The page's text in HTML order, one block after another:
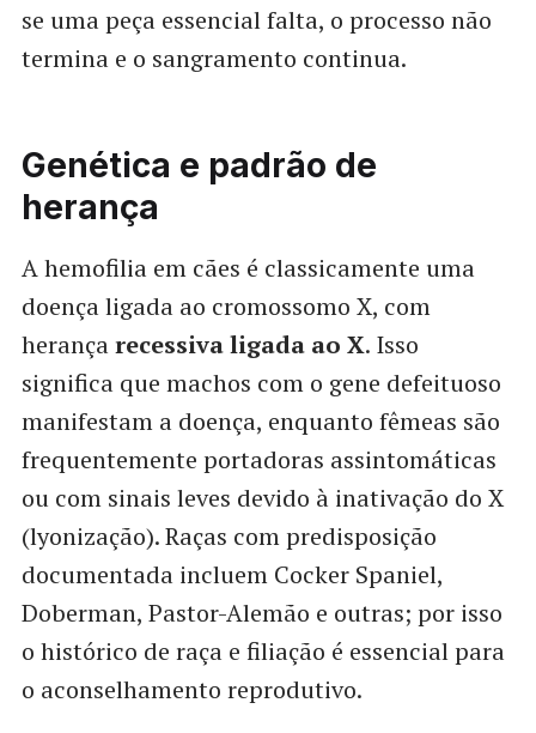
se uma peça essencial falta, o processo não
termina e o sangramento continua.
Genética e padrão de
herança
A hemofilia em cães é classicamente uma
doença ligada ao cromossomo X, com
herançarecessiva ligada ao X. Isso
significa que machos com o gene defeituoso
manifestam a doença, enquanto fêmeas são
frequentemente portadoras assintomáticas
ou com sinais leves devido à inativação do X
(lyonização). Raças com predisposição
documentada incluem Cocker Spaniel,
Doberman, Pastor-Alemão e outras; por isso
o histórico de raça e filiação é essencial para
o aconselhamento reprodutivo.